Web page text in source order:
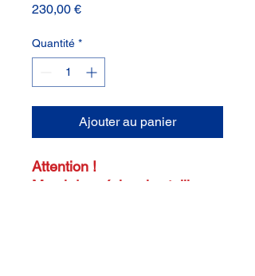
230,00 €Prix
Quantité *
Ajouter au panier
Attention !
Merci de préciser les tailles